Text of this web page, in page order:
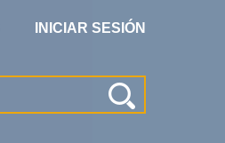
INICIAR SESIÓN